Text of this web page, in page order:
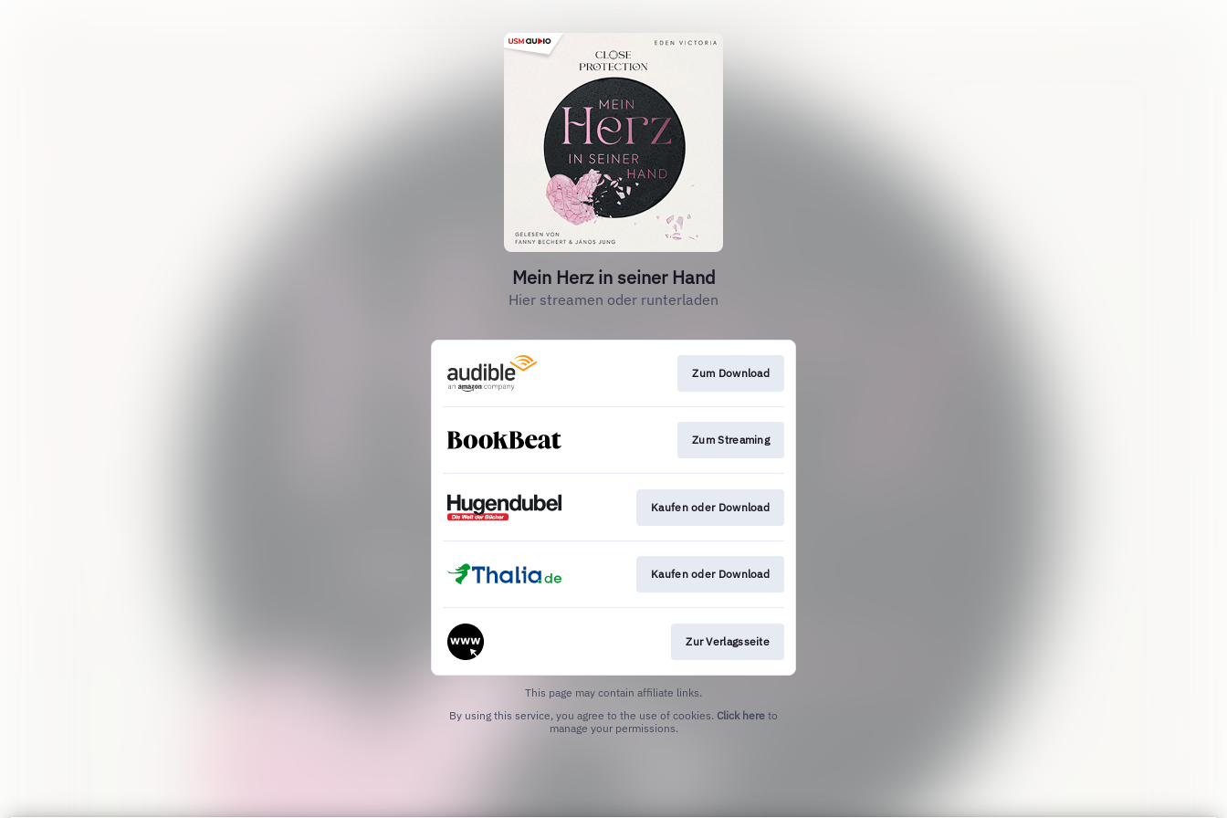
Mein Herz in seiner Hand
Hier streamen oder runterladen
Zum Download
Zum Streaming
Kaufen oder Download
Kaufen oder Download
Zur Verlagsseite
This page may contain affiliate links.
By using this service, you agree to the use of cookies. Click here to
manage your permissions.